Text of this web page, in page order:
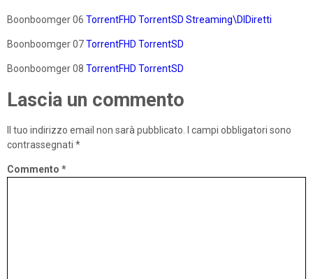
Boonboomger 06 TorrentFHD TorrentSD Streaming\DlDiretti
Boonboomger 07TorrentFHD TorrentSD
Boonboomger 08 TorrentFHD TorrentSD
Lascia un commento
Il tuo indirizzo email non sarà pubblicato.
I campi obbligatori sono
contrassegnati *
Commento *